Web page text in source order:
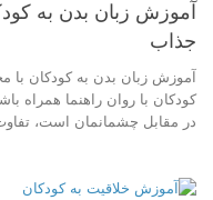
آموزش زبان بدن به
جذاب
آموزش زبان بدن به کودکان با
کودکان با روان راهنما همراه
در مقابل چشمانمان است،